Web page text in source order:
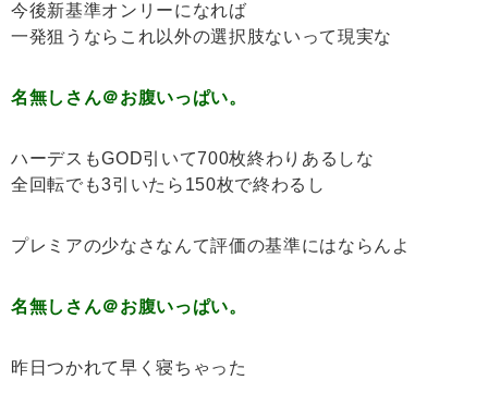
今後新基準オンリーになれば
一発狙うならこれ以外の選択肢ないって現実な
名無しさん＠お腹いっぱい。
ハーデスもGOD引いて700枚終わりあるしな
全回転でも3引いたら150枚で終わるし
プレミアの少なさなんて評価の基準にはならんよ
名無しさん＠お腹いっぱい。
昨日つかれて早く寝ちゃった